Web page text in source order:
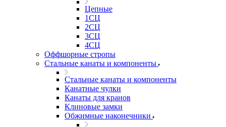
Цепные
1СЦ
2СЦ
3СЦ
4СЦ
Оффшорные стропы
Стальные канаты и компоненты
Стальные канаты и компоненты
Канатные чулки
Канаты для кранов
Клиновые замки
Обжимные наконечники